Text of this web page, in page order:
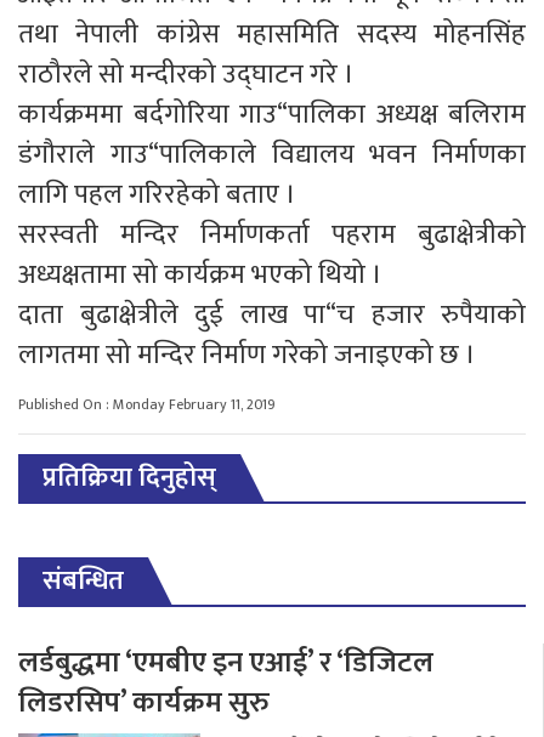
तथा नेपाली कांग्रेस महासमिति सदस्य मोहनसिंह
राठौरले सो मन्दीरको उद्घाटन गरे ।
कार्यक्रममा बर्दगोरिया गाउ“पालिका अध्यक्ष बलिराम
डंगौराले गाउ“पालिकाले विद्यालय भवन निर्माणका
लागि पहल गरिरहेको बताए ।
सरस्वती मन्दिर निर्माणकर्ता पहराम बुढाक्षेत्रीको
अध्यक्षतामा सो कार्यक्रम भएको थियो ।
दाता बुढाक्षेत्रीले दुई लाख पा“च हजार रुपैयाको
लागतमा सो मन्दिर निर्माण गरेको जनाइएको छ ।
Published On : Monday February 11, 2019
प्रतिक्रिया दिनुहोस्
संबन्धित
लर्डबुद्धमा ‘एमबीए इन एआई’ र ‘डिजिटल
लिडरसिप’ कार्यक्रम सुरु